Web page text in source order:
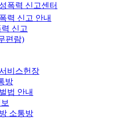
폭력 신고센터
력 신고 안내
신고
편람)
비스헌장
방
법 안내
소통방